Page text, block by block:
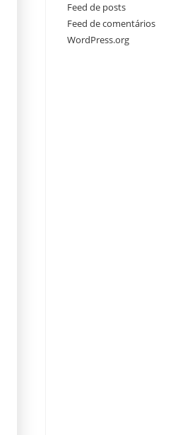
Feed de posts
Feed de comentários
WordPress.org